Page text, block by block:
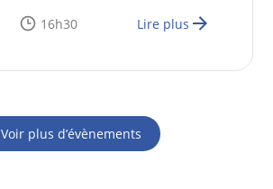
16h30 Lire plus
Voir plus d’évènements